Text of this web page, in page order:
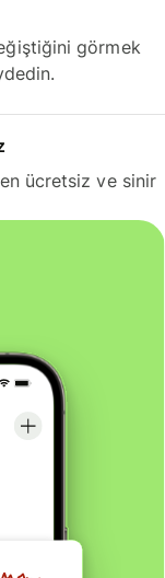
görmek
ücretsiz ve sinir